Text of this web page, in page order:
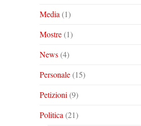
Media (1)
Mostre(1)
News(4)
Personale(15)
Petizioni (9)
Politica (21)